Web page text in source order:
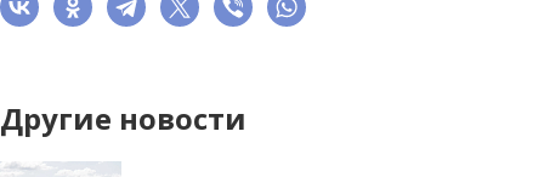
Другие новости